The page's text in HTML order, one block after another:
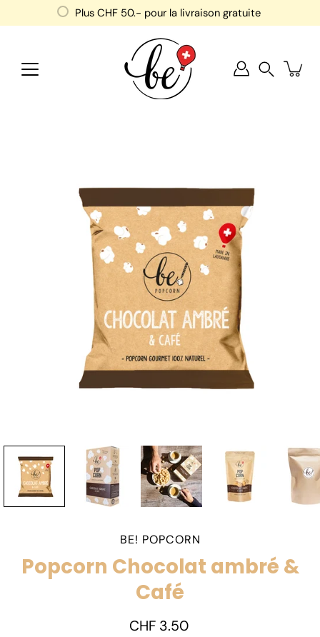
Plus CHF 50.- pour la livraison gratuite
BE! POPCORN
Popcorn Chocolat ambré &
Café
CHF 3.50